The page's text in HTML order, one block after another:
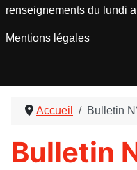
Accueil Bulletin
Bulletin
renseignements du lundi
Mentions légales